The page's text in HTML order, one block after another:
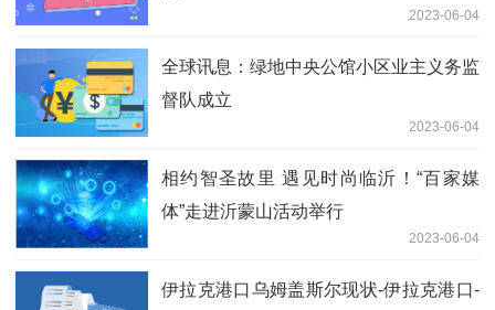
2023-06-04
全球讯息：绿地中央公馆小区业主义务监
督队成立
2023-06-04
相约智圣故里 遇见时尚临沂！“百家媒
体”走进沂蒙山活动举行
2023-06-04
伊拉克港口乌姆盖斯尔现状-伊拉克港口-